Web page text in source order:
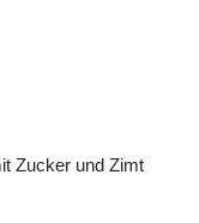
Zucker und Zimt